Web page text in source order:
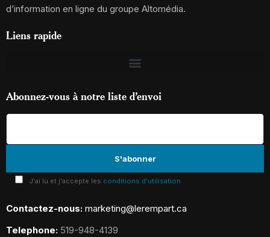
d’information en ligne du groupe Altomédia.
Liens rapide
Abonnez-vous à notre liste d’envoi
J'ai lu et j'accepte les conditions d'utilisation
Contactez-nous: marketing@lerempart.ca
Telephone: 519-948-4139